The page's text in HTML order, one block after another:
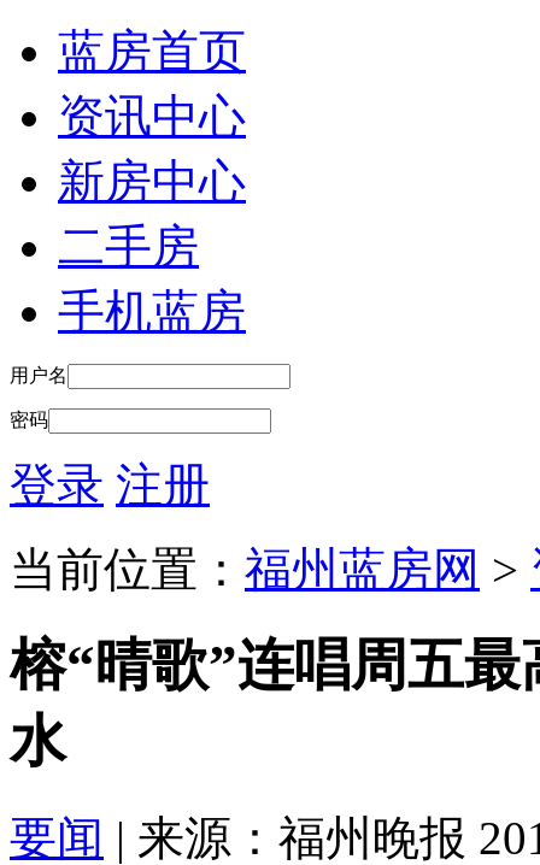
蓝房首页
资讯中心
新房中心
二手房
手机蓝房
用户名
密码
登录 注册
当前位置： 福州蓝房网 >
榕“晴歌”连唱周五
水
要闻 | 来源：福州晚报